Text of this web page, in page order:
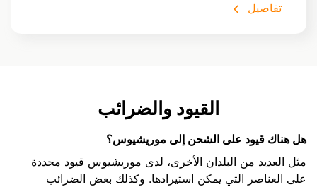
تفاصيل
القيود والضرائب
هل هناك قيود على الشحن إلى موريشيوس؟
مثل العديد من البلدان الأخرى، لدى موريشيوس قيود محددة
على العناصر التي يمكن استيرادها. وكذلك بعض الضرائب